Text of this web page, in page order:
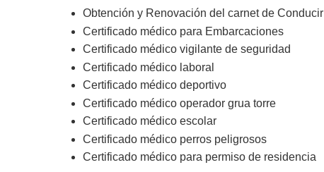
Obtención y Renovación del carnet de Conducir
Certificado médico para Embarcaciones
Certificado médico vigilante de seguridad
Certificado médico laboral
Certificado médico deportivo
Certificado médico operador grua torre
Certificado médico escolar
Certificado médico perros peligrosos
Certificado médico para permiso de residencia